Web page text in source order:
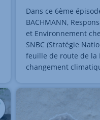
Dans ce 6ème
BACHMANN,
et Environnement
SNBC (Stratégie
feuille de route de la
changement